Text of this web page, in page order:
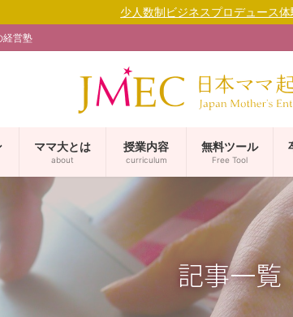
少人数制ビジネスプロデュース体
経営塾
ママ大とは
about
授業内容
curriculum
無料ツール
Free Tool
記事一覧